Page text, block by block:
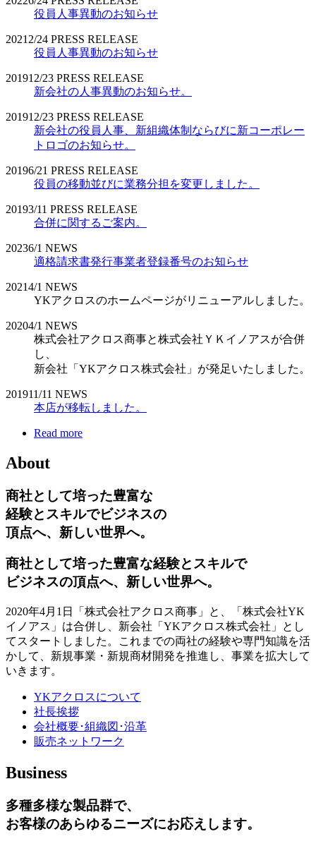
役員人事異動のお知らせ
2021 2/24 PRESS RELEASE
役員人事異動のお知らせ
201912/23 PRESS RELEASE
新会社の人事異動のお知らせ。
201912/23 PRESS RELEASE
新会社の役員人事、新組織体制ならびに新コーポレー
トロゴのお知らせ。
20196/21 PRESS RELEASE
役員の移動並びに業務分担を変更しました。
20193/11 PRESS RELEASE
合併に関するご案内。
20236/1 NEWS
適格請求書発行事業者登録番号のお知らせ
20214/1 NEWS
YKアクロスのホームページがリニューアルしました。
20204/1 NEWS
株式会社アクロス商事と株式会社ＹＫイノアスが合併
し、
新会社「YKアクロス株式会社」が発足いたしました。
201911/11 NEWS
本店が移転しました。
Read more
About
商社として培った豊富な
経験とスキルでビジネスの
頂点へ、新しい世界へ。
商社として培った豊富な経験とスキルで
ビジネスの頂点へ、新しい世界へ。
2020年4月1日「株式会社アクロス商事」と、「株式会社YK
イノアス」は合併し、新会社「YKアクロス株式会社」とし
てスタートしました。これまでの両社の経験や専門知識を活
かして、新規事業・新規商材開発を推進し、事業を拡大して
いきます。
YKアクロスについて
社長挨拶
会社概要･組織図･沿革
販売ネットワーク
Business
多種多様な製品群で、
お客様のあらゆるニーズにお応えします。